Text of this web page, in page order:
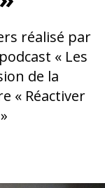
réalisé par
« Les
de la
« Réactiver